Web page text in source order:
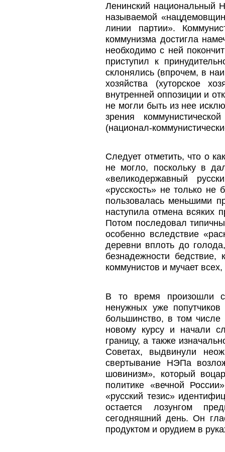
Ленинский национальный
называемой
линии партии».
коммунизма достигла
необходимо с ней
приступил к
склонялись (впрочем, в
хозяйства (хуторское
внутренней оппозиции и
не могли быть из нее
зрения
(национал-
Следует отметить, что о
не могло, поскольку в
«великодержавный
«русскость» не только не
пользовалась меньшими
наступила отмена всяких
Потом последовал
особенно вследствие
деревни вплоть до
безнадежности
коммунистов и мучает
В то время произошли
ненужных уже
большинство, в том
новому курсу и начали
границу, а также
Советах, выдвинули
свертывание НЭПа
шовинизм», который
политике «вечной
«русский тезис»
остается лозунгом
сегодняшний день. Он
продуктом и орудием в